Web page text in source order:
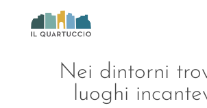
Nei dintorni
luoghi